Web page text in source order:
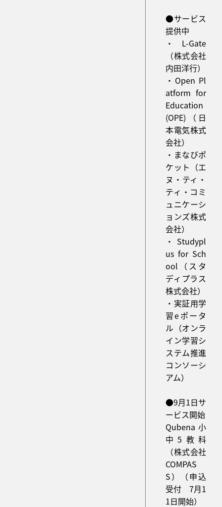
●サービス
提供中
・L-Gate
（株式会社
内田洋行）
・Open Pl
atform for
Education
(OPE)（日
本電気株式
会社）
・まなびポ
ケット（エ
ヌ・ティ・
ティ・コミ
ュニケーシ
ョンズ株式
会社）
・Studypl
us for Sch
ool（スタ
ディプラス
株式会社）
・実証用学
習eポータ
ル（オンラ
イン学習シ
ステム推進
コンソーシ
アム）
●9月1日サ
ービス開始
Qubena 小
中5教科
（株式会社
COMPAS
S）（申込
受付 7月1
1日開始）